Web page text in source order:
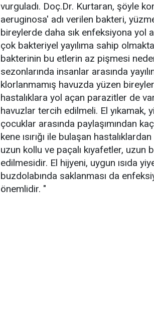
vurguladı. Doç.Dr. Kurtaran, şöyle
aeruginosa' adı verilen bakteri,
bireylerde daha sık enfeksiyona yol
çok bakteriyel yayılıma sahip
bakterinin bu etlerin az pişmesi
sezonlarında insanlar arasında
klorlanmamış havuzda yüzen
hastalıklara yol açan parazitler de
havuzlar tercih edilmeli. El yıkamak,
çocuklar arasında paylaşımından
kene ısırığı ile bulaşan
uzun kollu ve paçalı kıyafetler, uzun
edilmesidir. El hijyeni, uygun ısıda
buzdolabında saklanması da
önemlidir. "